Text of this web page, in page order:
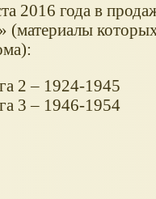
2016 года в
(материалы
2 – 1924-1945
3 – 1946-1954